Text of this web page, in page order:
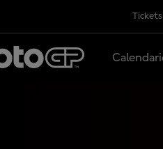
Tickets